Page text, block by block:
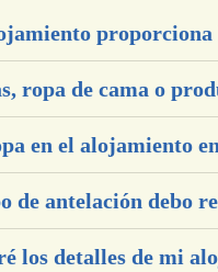
proporciona
ropa de cama o
en el alojamiento
de antelación debo
los detalles de mi